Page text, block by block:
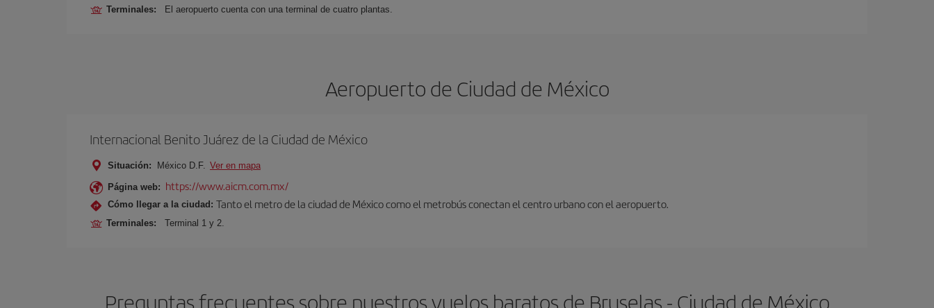
Terminales: El aeropuerto cuenta con una terminal de cuatro plantas.
Aeropuerto de Ciudad de México
Internacional Benito Juárez de la Ciudad de México
Situación: México D.F. Ver en mapa
Página web: https://www.aicm.com.mx/
Cómo llegar a la ciudad: Tanto el metro de la ciudad de México como el metrobús conectan el centro urbano con el aeropuerto.
Terminales: Terminal 1 y 2.
Preguntas frecuentes sobre nuestros vuelos baratos de Bruselas - Ciudad de México